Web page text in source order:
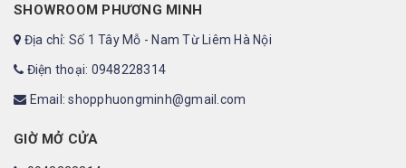
SHOWROOM PHƯƠNG MINH
Địa chỉ: Số 1 Tây Mỗ - Nam Từ Liêm Hà Nội
Điện thoại: 0948228314
Email: shopphuongminh@gmail.com
GIỜ MỞ CỬA